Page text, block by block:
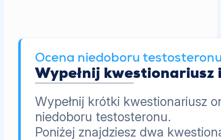
Ocena niedoboru
Wypełnij
Wypełnij krótki kwestionariusz
niedoboru testosteronu.
Poniżej znajdziesz dwa